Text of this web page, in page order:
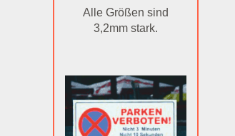
Alle Größen sind
3,2mm stark.